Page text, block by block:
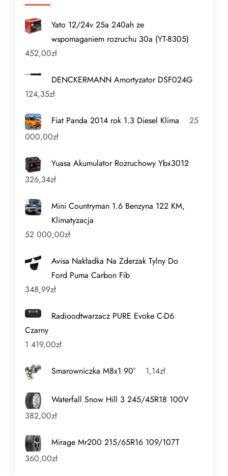
Yato 12/24v 25a 240ah ze
wspomaganiem rozruchu 30a (YT-8305)
452,00zł
DENCKERMANN Amortyzator DSF024G
124,35zł
Fiat Panda 2014 rok 1.3 Diesel Klima
25
000,00zł
Yuasa Akumulator Rozruchowy Ybx3012
326,34zł
Mini Countryman 1.6 Benzyna 122 KM,
Klimatyzacja
52 000,00zł
Avisa Nakładka Na Zderzak Tylny Do
Ford Puma Carbon Fib
348,99zł
Radioodtwarzacz PURE Evoke C-D6
Czarny
1 419,00zł
Smarowniczka M8x1 90° 1,14zł
Waterfall Snow Hill 3 245/45R18 100V
382,00zł
Mirage Mr200 215/65R16 109/107T
360,00zł